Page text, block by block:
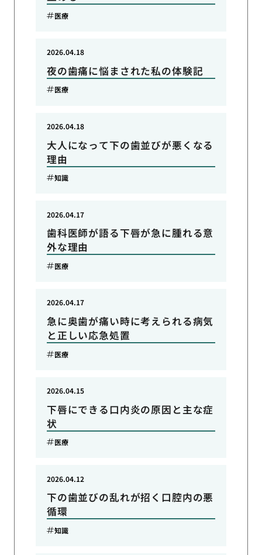
医療
夜の歯痛に悩まされた私の体験記
2026.04.18
医療
大人になって下の歯並びが悪くなる
理由
2026.04.18
知識
歯科医師が語る下唇が急に腫れる意
外な理由
2026.04.17
医療
急に奥歯が痛い時に考えられる病気
と正しい応急処置
2026.04.17
医療
下唇にできる口内炎の原因と主な症
状
2026.04.15
医療
下の歯並びの乱れが招く口腔内の悪
循環
2026.04.12
知識